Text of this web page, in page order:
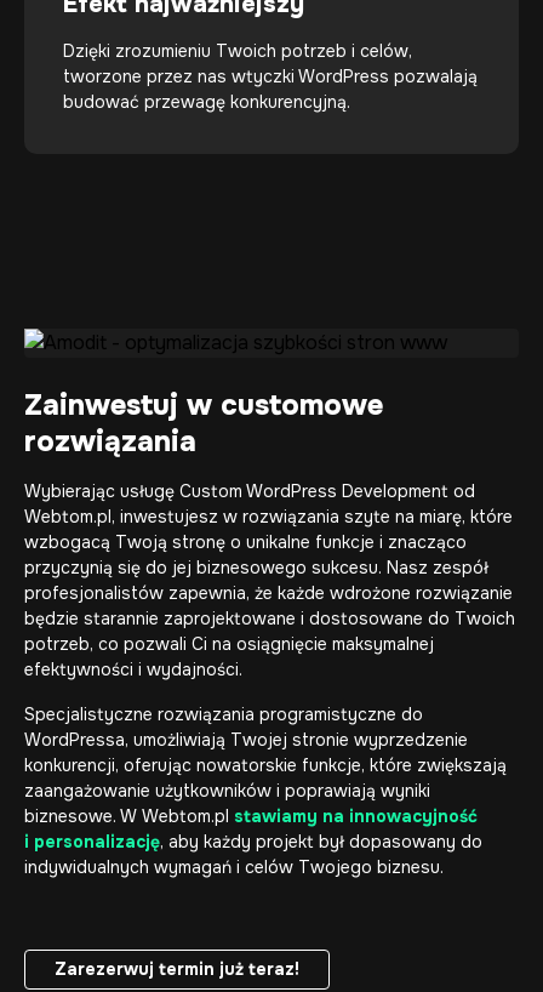
Dzięki zrozumieniu Twoich potrzeb i celów,
tworzone przez nas wtyczki WordPress pozwalają
budować przewagę konkurencyjną.
Zainwestuj w customowe
rozwiązania
Wybierając usługę Custom WordPress Development od
Webtom.pl, inwestujesz w rozwiązania szyte na miarę, które
wzbogacą Twoją stronę o unikalne funkcje i znacząco
przyczynią się do jej biznesowego sukcesu. Nasz zespół
profesjonalistów zapewnia, że każde wdrożone rozwiązanie
będzie starannie zaprojektowane i dostosowane do Twoich
potrzeb, co pozwali Ci na osiągnięcie maksymalnej
efektywności i wydajności.
Specjalistyczne rozwiązania programistyczne do
WordPressa, umożliwiają Twojej stronie wyprzedzenie
konkurencji, oferując nowatorskie funkcje, które zwiększają
zaangażowanie użytkowników i poprawiają wyniki
biznesowe. W Webtom.pl stawiamy na innowacyjność
i personalizację, aby każdy projekt był dopasowany do
indywidualnych wymagań i celów Twojego biznesu.
Zarezerwuj termin już teraz!